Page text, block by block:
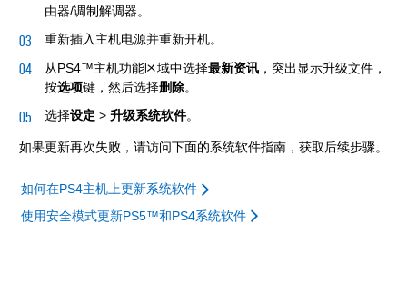
由器/调制解调器。
重新插入主机电源并重新开机。
从PS4™主机功能区域中选择最新资讯 ，突出显示升级文件，
按选项键，然后选择删除。
选择设定 > 升级系统软件。
如果更新再次失败，请访问下面的系统软件指南，获取后续步骤。
如何在PS4主机上更新系统软件
使用安全模式更新PS5™和PS4系统软件